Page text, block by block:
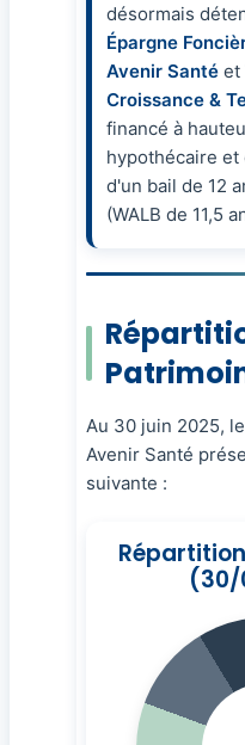
désormais
Épargne
Avenir Santé et
Croissance &
financé à
hypothécaire et
d'un bail de 12
(WALB de 11,5
Au 30 juin 2025,
Avenir Santé
suivante :
(30/